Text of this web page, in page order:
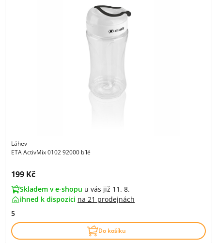
Láhev
ETA ActivMix 0102 92000 bílé
Cena s DPH:
199 Kč
Skladem v e-shopu u vás již 11. 8.
ihned k dispozici na 21 prodejnách
5
Do košíku